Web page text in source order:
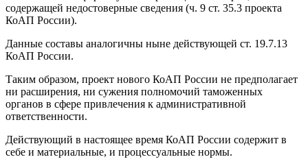
содержащей недостоверные сведения (ч. 9 ст. 35.3 проекта
КоАП России).
Данные составы аналогичны ныне действующей ст. 19.7.13
КоАП России.
Таким образом, проект нового КоАП России не предполагает
ни расширения, ни сужения полномочий таможенных
органов в сфере привлечения к административной
ответственности.
Действующий в настоящее время КоАП России содержит в
себе и материальные, и процессуальные нормы.